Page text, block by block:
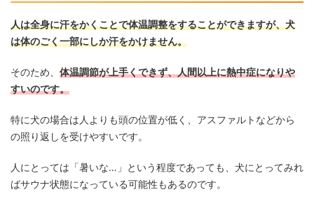
人は全身に汗をかくことで体温調整をすることができますが、犬
は体のごく一部にしか汗をかけません。
そのため、 体温調節が上手くできず、人間以上に熱中症になりや
すいのです。
特に犬の場合は人よりも頭の位置が低く、アスファルトなどから
の照り返しを受けやすいです。
人にとっては「暑いな…」という程度であっても、犬にとってみれ
ばサウナ状態になっている可能性もあるのです。